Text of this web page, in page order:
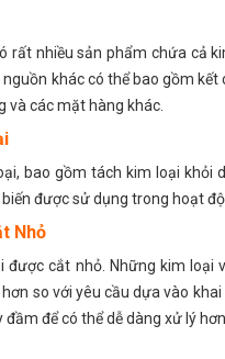
rất nhiều sản phẩm chứa cả
khác có thể bao gồm
và các mặt hàng khác.
bao gồm tách kim loại khỏi
được sử dụng trong hoạt
Nhỏ
được cắt nhỏ. Những kim
so với yêu cầu dựa vào
để có thể dễ dàng xử lý